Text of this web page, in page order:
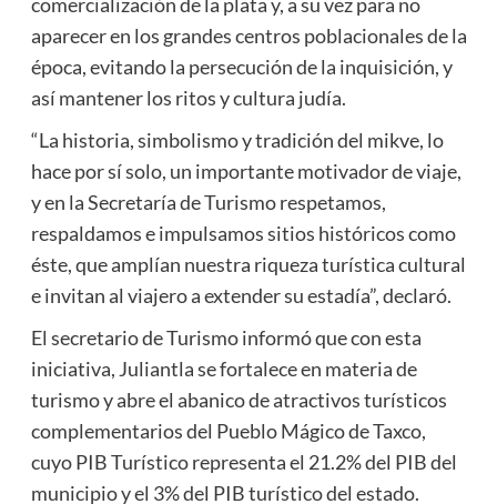
aparecer en los grandes centros poblacionales de la
época, evitando la persecución de la inquisición, y
así mantener los ritos y cultura judía.
“La historia, simbolismo y tradición del mikve, lo
hace por sí solo, un importante motivador de viaje,
y en la Secretaría de Turismo respetamos,
respaldamos e impulsamos sitios históricos como
éste, que amplían nuestra riqueza turística cultural
e invitan al viajero a extender su estadía”, declaró.
El secretario de Turismo informó que con esta
iniciativa, Juliantla se fortalece en materia de
turismo y abre el abanico de atractivos turísticos
complementarios del Pueblo Mágico de Taxco,
cuyo PIB Turístico representa el 21.2% del PIB del
municipio y el 3% del PIB turístico del estado.